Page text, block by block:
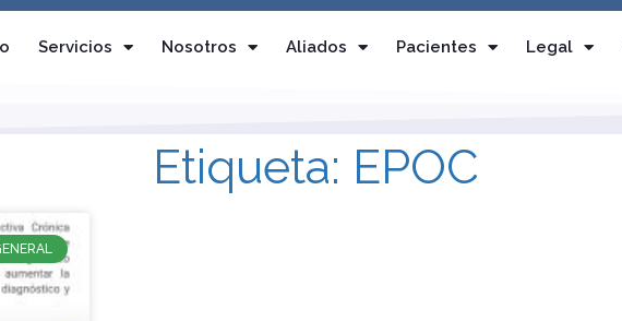
Servicios Nosotros Aliados Pacientes Legal
Etiqueta: EPOC